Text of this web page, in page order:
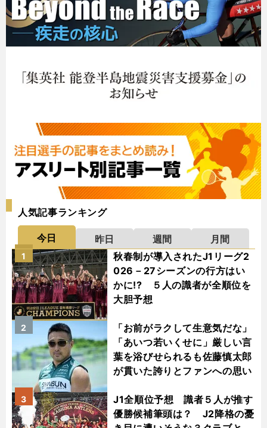
人気記事ランキング
今日 昨日 週間
月間
秋春制が導入されたJ1リーグ2
026－27シーズンの行方はい
かに!? ５人の識者が全順位を
大胆予想
1
「お前がラクして生意気だな」
「あいつ若いくせに」厳しい言
葉を浴びせられるも佐藤慎太郎
が貫いた誇りとファンへの思い
2
J1全順位予想 識者５人が推す
優勝候補筆頭は？ J2降格の憂
3